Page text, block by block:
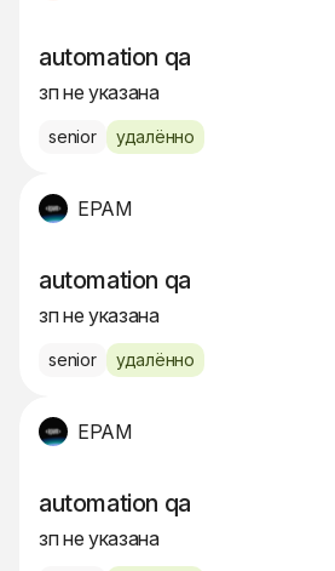
automation qa
зп не указана
senior удалённо
EPAM
automation qa
зп не указана
senior удалённо
EPAM
automation qa
зп не указана